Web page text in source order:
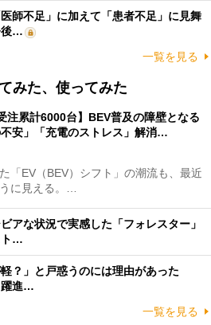
師不足」に加えて「患者不足」に見舞
後…
一覧を見る
みた、使ってみた
注累計6000台】BEV普及の障壁となる
不安」「充電のストレス」解消…
「EV（BEV）シフト」の潮流も、最近
に見える。…
アな状況で実感した「フォレスター」
ト…
？」と戸惑うのには理由があった
躍進…
一覧を見る